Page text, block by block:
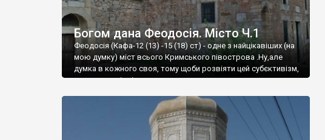
Богом дана Феодосія. Місто Ч.1
Феодосія (Кафа-12 (13) -15 (18) ст) - одне з найцікавіших (на
мою думку) міст всього Кримського півострова .Ну,але
думка в кожного своя, тому щоби розвіяти цей субєктивізм,
запрошую відвідати це